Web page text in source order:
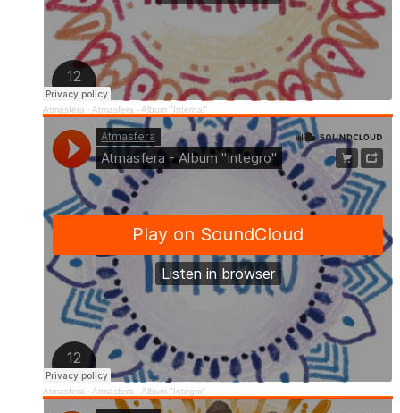
Atmasfera · Atmasfera - Album "Internal"
Atmasfera · Atmasfera - Album "Integro"